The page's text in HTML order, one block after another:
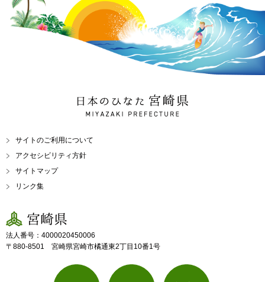
日本のひなた 宮崎県
MIYAZAKI PREFECTURE
サイトのご利用について
アクセシビリティ方針
サイトマップ
リンク集
宮崎県
法人番号：4000020450006
〒880-8501 宮崎県宮崎市橘通東2丁目10番1号